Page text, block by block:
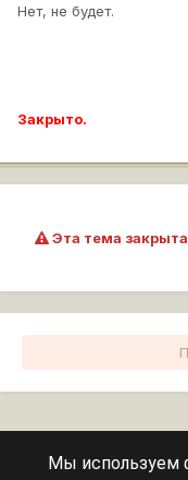
Нет, не будет.
Закрыто.
Эта тема
Мы используем